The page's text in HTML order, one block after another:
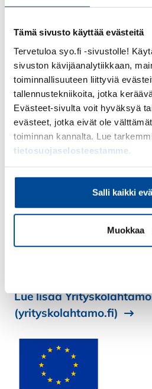
Tämä sivusto käyttää evästeitä
Tervetuloa syo.fi -sivustolle!
sivuston kävijäanalytiikkaan,
toiminnallisuuteen liittyviä
tallennustekniikoita, jotka
Evästeet-sivulta voit hyväksyä
evästeet, jotka eivät ole
toiminnan kannalta. Lue
tietosuojaselosteestamme
Salli kaikki
Muokkaa
usealta eri toimialalta.
Ilmoittaudu
Webinaari onmaksuton,
ilmoittautumista. Saat
Teams-linkin lähempänä
Ilmoittaudu mukaan
Toteuttaja ja
Webinaarin järjestääSuomen
Yrittäjäopiston toteuttama
Lue lisää
(yrityskolahtamo.fi)